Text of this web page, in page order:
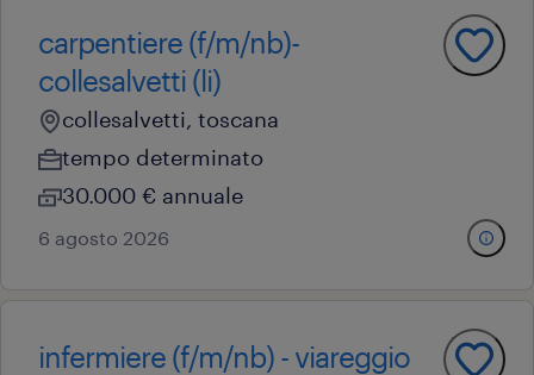
carpentiere (f/m/nb)-
collesalvetti (li)
collesalvetti, toscana
tempo determinato
30.000 € annuale
6 agosto 2026
infermiere (f/m/nb) - viareggio